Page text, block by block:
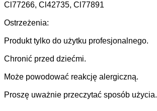
Cl77266, Cl42735, Cl77891
Ostrzeżenia:
Produkt tylko do użytku profesjonalnego.
Chronić przed dziećmi.
Może powodować reakcję alergiczną.
Proszę uważnie przeczytać sposób użycia.